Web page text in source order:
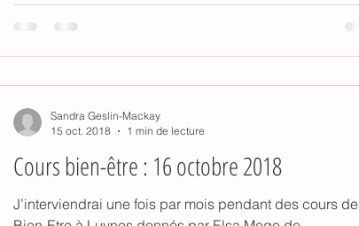
Cours bien-être : 16 octobre 2018
J’interviendrai une fois par mois pendant des cours de
Sandra Geslin-Mackay
15 oct. 2018
1 min de lecture